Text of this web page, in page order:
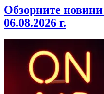
Обзорните
06.08.2026 г.